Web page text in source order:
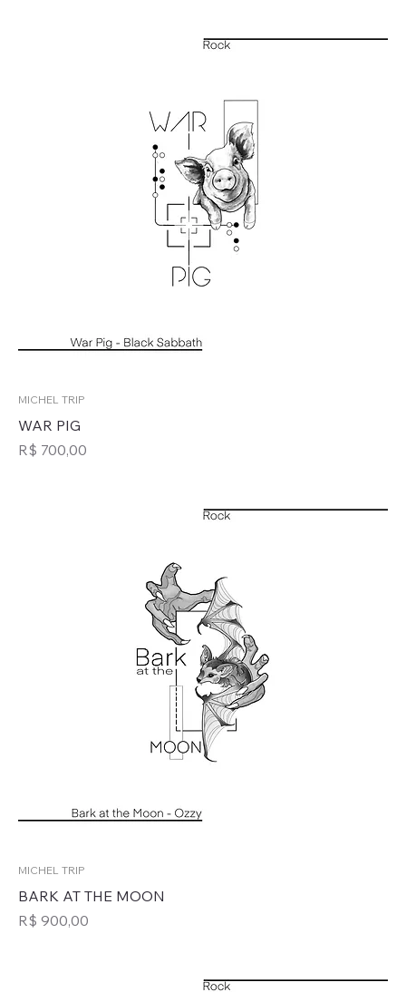
MICHEL TRIP
WAR PIG
Preço
R$ 700,00
MICHEL TRIP
BARK AT THE MOON
Preço
R$ 900,00